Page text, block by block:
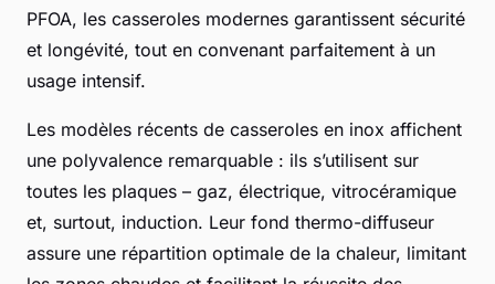
PFOA, les casseroles modernes garantissent sécurité
et longévité, tout en convenant parfaitement à un
usage intensif.
Les modèles récents de casseroles en inox affichent
une polyvalence remarquable : ils s’utilisent sur
toutes les plaques – gaz, électrique, vitrocéramique
et, surtout, induction. Leur fond thermo-diffuseur
assure une répartition optimale de la chaleur, limitant